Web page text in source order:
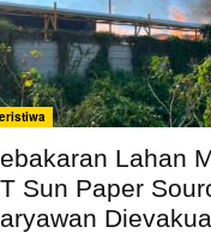
Lahan
Sun Paper